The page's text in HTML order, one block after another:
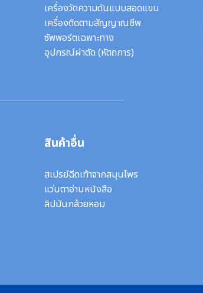
เครื่องวัดความดันแบบสอดแขน
เครื่องติดตามสัญญาณชีพ
ซัพพอร์ตเฉพาะทาง
อุปกรณ์ผ่าตัด (หัตถการ)
สินค้าอื่น
สเปรย์ฉีดเท้าจากสมุนไพร
แว่นตาอ่านหนังสือ
ลิปมันกล้วยหอม